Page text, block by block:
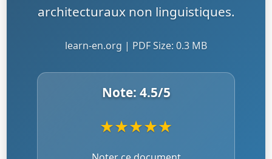
architecturaux non linguistiques.
learn-en.org | PDF Size: 0.3 MB
Note: 4.5/5
★★★★★